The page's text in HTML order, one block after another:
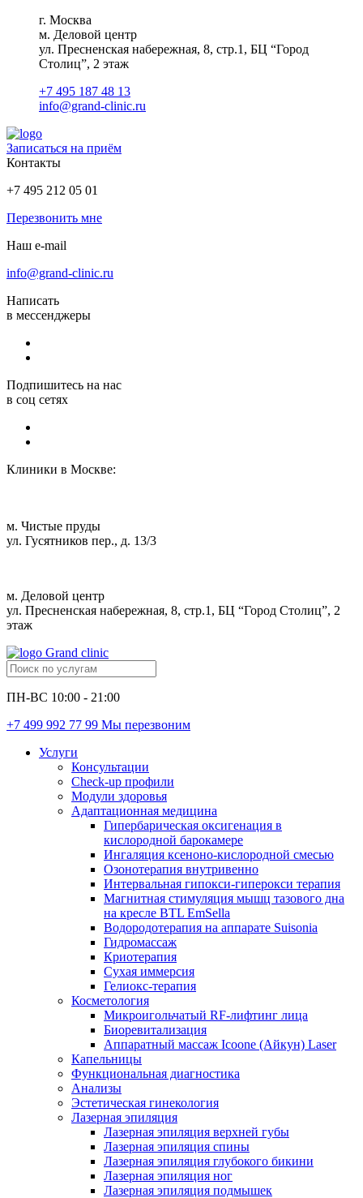
г. Москва
м. Деловой центр
ул. Пресненская набережная, 8, стр.1, БЦ “Город
Столиц”, 2 этаж
+7 495 187 48 13
info@grand-clinic.ru
Записаться на приём
Контакты
+7 495 212 05 01
Перезвонить мне
Наш e-mail
info@grand-clinic.ru
Написать
в мессенджеры
Подпишитесь на нас
в соц сетях
Клиники в Москве:
м. Чистые пруды
ул. Гусятников пер., д. 13/3
м. Деловой центр
ул. Пресненская набережная, 8, стр.1, БЦ “Город Столиц”, 2
этаж
ПН-ВС 10:00 - 21:00
+7 499 992 77 99 Мы перезвоним
Услуги
Консультации
Check-up профили
Модули здоровья
Адаптационная медицина
Гипербарическая оксигенация в
кислородной барокамере
Ингаляция ксеноно-кислородной смесью
Озонотерапия внутривенно
Интервальная гипокси-гиперокси терапия
Магнитная стимуляция мышц тазового дна
на кресле BTL EmSella
Водородотерапия на аппарате Suisonia
Гидромассаж
Криотерапия
Сухая иммерсия
Гелиокс-терапия
Косметология
Микроигольчатый RF-лифтинг лица
Биоревитализация
Аппаратный массаж Icoone (Айкун) Laser
Капельницы
Функциональная диагностика
Анализы
Эстетическая гинекология
Лазерная эпиляция
Лазерная эпиляция верхней губы
Лазерная эпиляция спины
Лазерная эпиляция глубокого бикини
Лазерная эпиляция ног
Лазерная эпиляция подмышек